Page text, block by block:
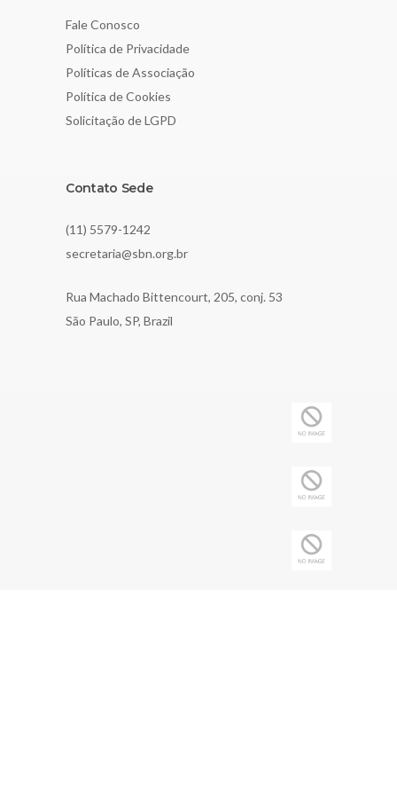
Fale Conosco
Política de Privacidade
Políticas de Associação
Política de Cookies
Solicitação de LGPD
Contato Sede
(11) 5579-1242
secretaria@sbn.org.br
Rua Machado Bittencourt, 205, conj. 53
São Paulo, SP, Brazil